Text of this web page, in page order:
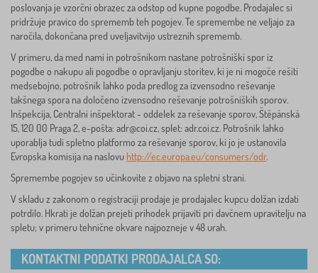
poslovanja je vzorčni obrazec za odstop od kupne pogodbe. Prodajalec si
pridržuje pravico do sprememb teh pogojev. Te spremembe ne veljajo za
naročila, dokončana pred uveljavitvijo ustreznih sprememb.
V primeru, da med nami in potrošnikom nastane potrošniški spor iz
pogodbe o nakupu ali pogodbe o opravljanju storitev, ki je ni mogoče rešiti
medsebojno, potrošnik lahko poda predlog za izvensodno reševanje
takšnega spora na določeno izvensodno reševanje potrošniških sporov.
Inšpekcija, Centralni inšpektorat - oddelek za reševanje sporov, Štěpánská
15, 120 00 Praga 2, e-pošta: adr@coi.cz, splet: adr.coi.cz. Potrošnik lahko
uporablja tudi spletno platformo za reševanje sporov, ki jo je ustanovila
Evropska komisija na naslovu http://ec.europa.eu/consumers/odr.
Spremembe pogojev so učinkovite z objavo na spletni strani.
V skladu z zakonom o registraciji prodaje je prodajalec kupcu dolžan izdati
potrdilo. Hkrati je dolžan prejeti prihodek prijaviti pri davčnem upravitelju na
spletu; v primeru tehnične okvare najpozneje v 48 urah.
KONTAKTNI PODATKI PRODAJALCA SO: